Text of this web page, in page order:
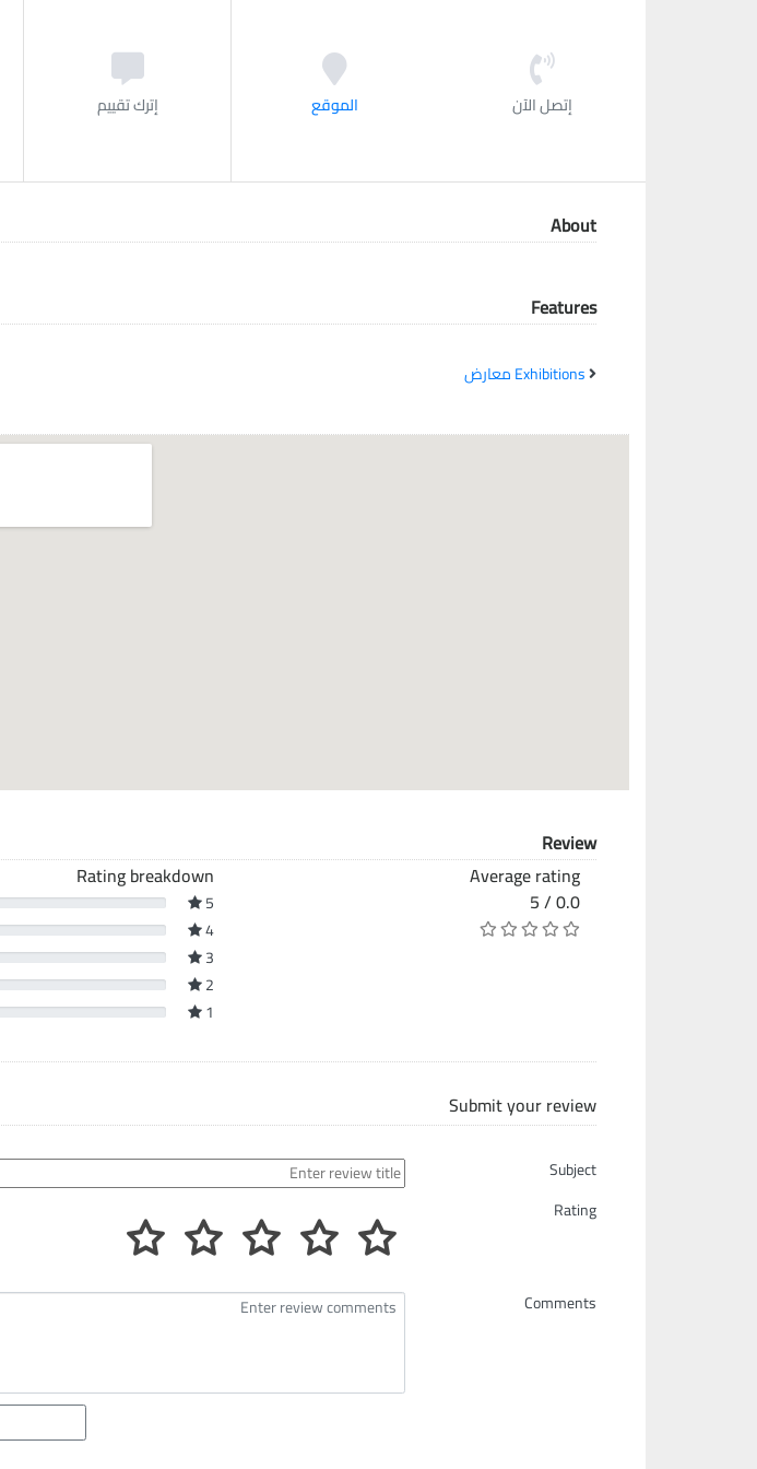
معاً نحو خلق مجتمع مبدع في عالم الأزياء
إتصل الآن الموقع إترك تقييم
About
Features
Exhibitions معارض
Review
Average rating
0.0 / 5
Rating breakdown
5
4
3
2
1
Submit your review
Subject
Rating
Comments